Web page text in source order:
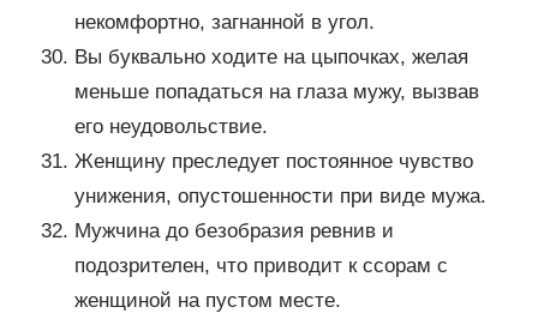
некомфортно, загнанной в угол.
Вы буквально ходите на цыпочках, желая
меньше попадаться на глаза мужу, вызвав
его неудовольствие.
Женщину преследует постоянное чувство
унижения, опустошенности при виде мужа.
Мужчина до безобразия ревнив и
подозрителен, что приводит к ссорам с
женщиной на пустом месте.